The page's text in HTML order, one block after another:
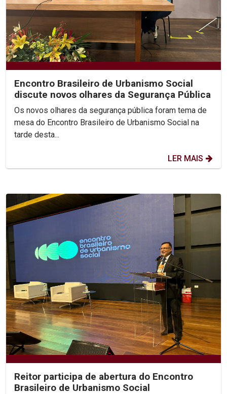
Encontro Brasileiro de Urbanismo Social
discute novos olhares da Segurança Pública
Os novos olhares da segurança pública foram tema de
mesa do Encontro Brasileiro de Urbanismo Social na
tarde desta...
LER MAIS
Reitor participa de abertura do Encontro
Brasileiro de Urbanismo Social